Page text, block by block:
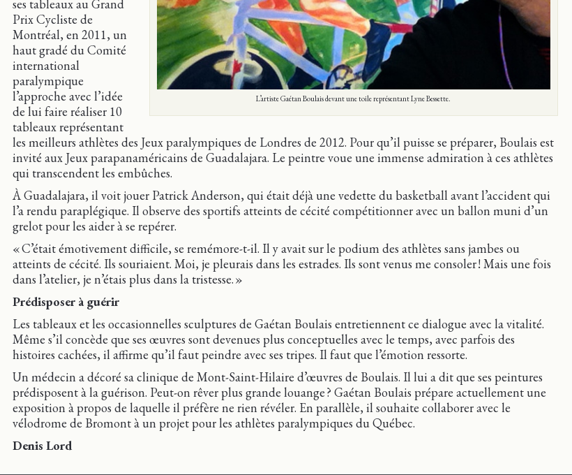
L’artiste Gaétan Boulais devant une toile représentant Lyne Bessette.
ses tableaux au Grand
Prix Cycliste de
Montréal, en 2011, un
haut gradé du Comité
international
paralympique
l’approche avec l’idée
de lui faire réaliser 10
tableaux représentant
les meilleurs athlètes des Jeux paralympiques de Londres de 2012. Pour qu’il puisse se préparer, Boulais est
invité aux Jeux parapanaméricains de Guadalajara. Le peintre voue une immense admiration à ces athlètes
qui transcendent les embûches.
À Guadalajara, il voit jouer Patrick Anderson, qui était déjà une vedette du basketball avant l’accident qui
l’a rendu paraplégique. Il observe des sportifs atteints de cécité compétitionner avec un ballon muni d’un
grelot pour les aider à se repérer.
« C’était émotivement difficile, se remémore-t-il. Il y avait sur le podium des athlètes sans jambes ou
atteints de cécité. Ils souriaient. Moi, je pleurais dans les estrades. Ils sont venus me consoler ! Mais une fois
dans l’atelier, je n’étais plus dans la tristesse. »
Prédisposer à guérir
Les tableaux et les occasionnelles sculptures de Gaétan Boulais entretiennent ce dialogue avec la vitalité.
Même s’il concède que ses œuvres sont devenues plus conceptuelles avec le temps, avec parfois des
histoires cachées, il affirme qu’il faut peindre avec ses tripes. Il faut que l’émotion ressorte.
Un médecin a décoré sa clinique de Mont-Saint-Hilaire d’œuvres de Boulais. Il lui a dit que ses peintures
prédisposent à la guérison. Peut-on rêver plus grande louange ? Gaétan Boulais prépare actuellement une
exposition à propos de laquelle il préfère ne rien révéler. En parallèle, il souhaite collaborer avec le
vélodrome de Bromont à un projet pour les athlètes paralympiques du Québec.
Denis Lord